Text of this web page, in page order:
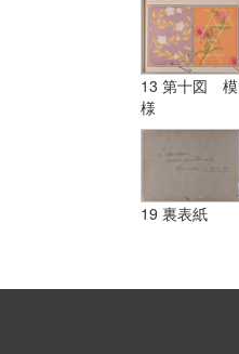
13 第十図 模
様
19 裏表紙